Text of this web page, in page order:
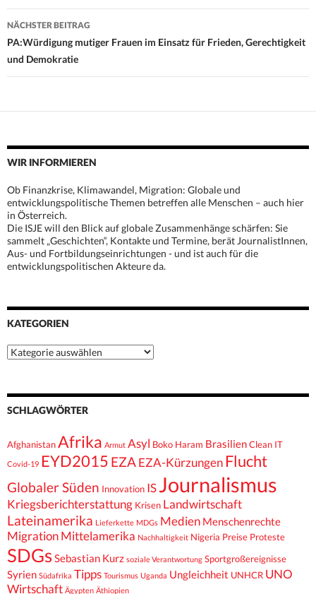
NÄCHSTER BEITRAG
PA:Würdigung mutiger Frauen im Einsatz für Frieden, Gerechtigkeit
und Demokratie
WIR INFORMIEREN
Ob Finanzkrise, Klimawandel, Migration: Globale und
entwicklungspolitische Themen betreffen alle Menschen – auch hier
in Österreich.
Die ISJE will den Blick auf globale Zusammenhänge schärfen: Sie
sammelt „Geschichten“, Kontakte und Termine, berät JournalistInnen,
Aus- und Fortbildungseinrichtungen - und ist auch für die
entwicklungspolitischen Akteure da.
KATEGORIEN
Kategorien
SCHLAGWÖRTER
AfghanistanAfrika Armut Asyl Boko Haram BrasilienClean IT
Covid-19 EYD2015 EZA EZA-Kürzungen Flucht
Globaler Süden Innovation IS Journalismus
Kriegsberichterstattung Krisen Landwirtschaft
Lateinamerika Lieferkette MDGs Medien Menschenrechte
Migration Mittelamerika Nachhaltigkeit Nigeria Preise Proteste
SDGsSebastian Kurz soziale Verantwortung Sportgroßereignisse
Syrien Südafrika Tipps Tourismus Uganda Ungleichheit UNHCR UNO
Wirtschaft Ägypten Äthiopien